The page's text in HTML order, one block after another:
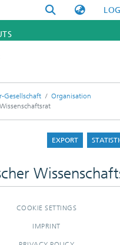
Gesellschaft
Organisation
EXPORT
COOKIE SETTINGS
IMPRINT